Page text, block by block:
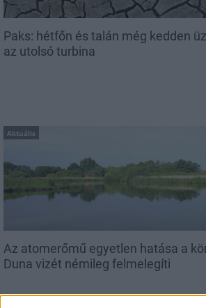
Paks: hétfőn és talán még kedden
az utolsó turbina
Aktuális
Az atomerőmű egyetlen hatása a
Duna vizét némileg felmelegíti